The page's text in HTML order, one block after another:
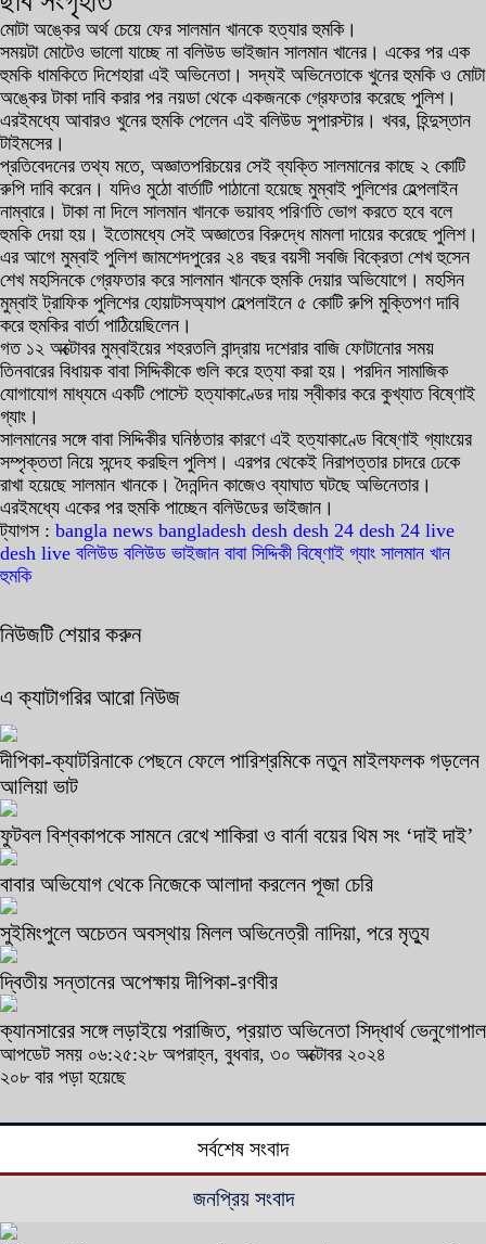
মোটা অঙ্কের অর্থ চেয়ে ফের সালমান খানকে হত্যার হুমকি।
সময়টা মোটেও ভালো যাচ্ছে না বলিউড ভাইজান সালমান খানের। একের পর এক
হুমকি ধামকিতে দিশেহারা এই অভিনেতা। সদ্যই অভিনেতাকে খুনের হুমকি ও মোটা
অঙ্কের টাকা দাবি করার পর নয়ডা থেকে একজনকে গ্রেফতার করেছে পুলিশ।
এরইমধ্যে আবারও খুনের হুমকি পেলেন এই বলিউড সুপারস্টার। খবর, হিন্দুস্তান
টাইমসের।
প্রতিবেদনের তথ্য মতে, অজ্ঞাতপরিচয়ের সেই ব্যক্তি সালমানের কাছে ২ কোটি
রুপি দাবি করেন। যদিও মুঠো বার্তাটি পাঠানো হয়েছে মুম্বাই পুলিশের হেল্পলাইন
নাম্বারে। টাকা না দিলে সালমান খানকে ভয়াবহ পরিণতি ভোগ করতে হবে বলে
হুমকি দেয়া হয়। ইতোমধ্যে সেই অজ্ঞাতের বিরুদ্ধে মামলা দায়ের করেছে পুলিশ।
এর আগে মুম্বাই পুলিশ জামশেদপুরের ২৪ বছর বয়সী সবজি বিক্রেতা শেখ হুসেন
শেখ মহসিনকে গ্রেফতার করে সালমান খানকে হুমকি দেয়ার অভিযোগে। মহসিন
মুম্বাই ট্রাফিক পুলিশের হোয়াটসঅ্যাপ হেল্পলাইনে ৫ কোটি রুপি মুক্তিপণ দাবি
করে হুমকির বার্তা পাঠিয়েছিলেন।
গত ১২ অক্টোবর মুম্বাইয়ের শহরতলি বান্দ্রায় দশেরার বাজি ফোটানোর সময়
তিনবারের বিধায়ক বাবা সিদ্দিকীকে গুলি করে হত্যা করা হয়। পরদিন সামাজিক
যোগাযোগ মাধ্যমে একটি পোস্টে হত্যাকাণ্ডের দায় স্বীকার করে কুখ্যাত বিষ্ণোই
গ্যাং।
সালমানের সঙ্গে বাবা সিদ্দিকীর ঘনিষ্ঠতার কারণে এই হত্যাকাণ্ডে বিষ্ণোই গ্যাংয়ের
সম্পৃক্ততা নিয়ে সন্দেহ করছিল পুলিশ। এরপর থেকেই নিরাপত্তার চাদরে ঢেকে
রাখা হয়েছে সালমান খানকে। দৈনন্দিন কাজেও ব্যাঘাত ঘটছে অভিনেতার।
এরইমধ্যে একের পর হুমকি পাচ্ছেন বলিউডের ভাইজান।
ট্যাগস : bangla news bangladesh desh desh 24 desh 24 live
desh live বলিউড বলিউড ভাইজান বাবা সিদ্দিকী বিষ্ণোই গ্যাং সালমান খান
হুমকি
নিউজটি শেয়ার করুন
এ ক্যাটাগরির আরো নিউজ
দীপিকা-ক্যাটরিনাকে পেছনে ফেলে পারিশ্রমিকে নতুন মাইলফলক গড়লেন
আলিয়া ভাট
ফুটবল বিশ্বকাপকে সামনে রেখে শাকিরা ও বার্না বয়ের থিম সং ‘দাই দাই’
বাবার অভিযোগ থেকে নিজেকে আলাদা করলেন পূজা চেরি
সুইমিংপুলে অচেতন অবস্থায় মিলল অভিনেত্রী নাদিয়া, পরে মৃত্যু
দ্বিতীয় সন্তানের অপেক্ষায় দীপিকা-রণবীর
ক্যানসারের সঙ্গে লড়াইয়ে পরাজিত, প্রয়াত অভিনেতা সিদ্ধার্থ ভেনুগোপাল
আপডেট সময় ০৬:২৫:২৮ অপরাহ্ন, বুধবার, ৩০ অক্টোবর ২০২৪
২০৮ বার পড়া হয়েছে
সর্বশেষ সংবাদ
জনপ্রিয় সংবাদ